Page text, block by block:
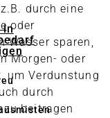
in
durch eine
oder
Wasser sparen,
Morgen- oder
um Verdunstung
durch
beitragen